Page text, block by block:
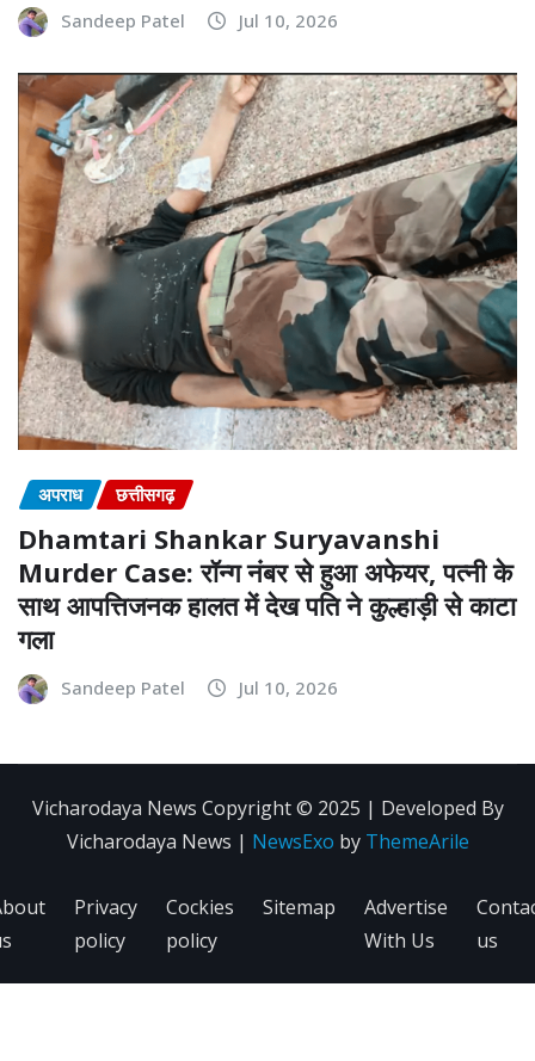
Sandeep Patel Jul 10, 2026
अपराध छत्तीसगढ़
Dhamtari Shankar Suryavanshi
Murder Case: रॉन्ग नंबर से हुआ अफेयर, पत्नी के
साथ आपत्तिजनक हालत में देख पति ने कुल्हाड़ी से काटा
गला
Sandeep Patel Jul 10, 2026
Vicharodaya News Copyright © 2025 | Developed By
Vicharodaya News | NewsExo by ThemeArile
Privacy
policy
Cockies
policy
Sitemap
Advertise
With Us
us